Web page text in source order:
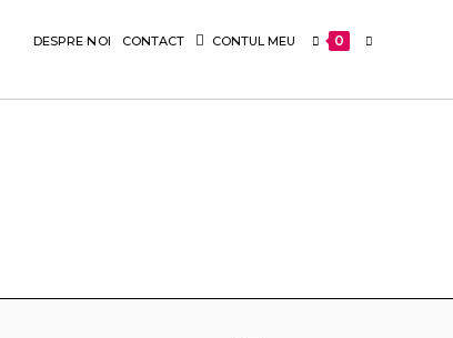
DESPRE NOI CONTACT CONTUL MEU 0